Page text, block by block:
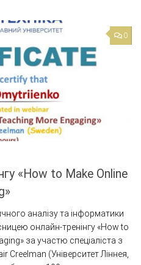
0
«How to Make Online
аналізу та інформатики
онлайн-тренінгу «How to
за участю спеціаліста з
Creelman (Університет Ліннея,